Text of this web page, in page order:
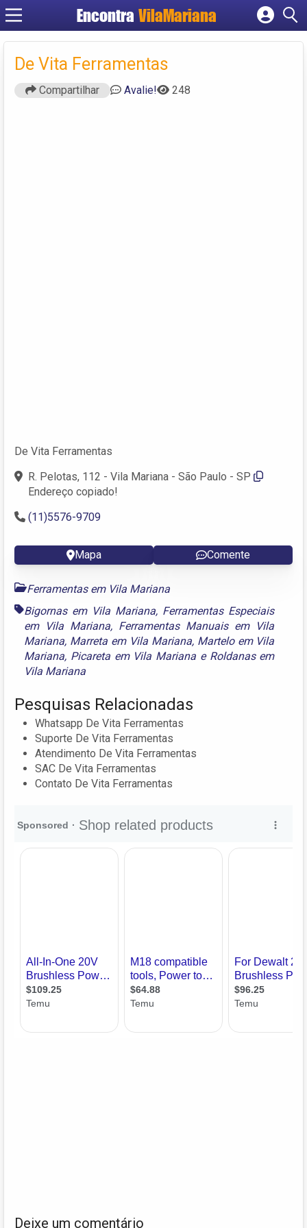
EncontraVilaMariana
Cadastrar empresa
Criar conta
De Vita Ferramentas
Compartilhar Avalie! 248
De Vita Ferramentas
R. Pelotas, 112 - Vila Mariana - São Paulo - SP
Endereço copiado!
(11)5576-9709
Mapa Comente
Ferramentas em Vila Mariana
Bigornas em Vila Mariana, Ferramentas Especiais
em Vila Mariana, Ferramentas Manuais em Vila
Mariana, Marreta em Vila Mariana, Martelo em Vila
Mariana, Picareta em Vila Mariana e Roldanas em
Vila Mariana
Pesquisas Relacionadas
Whatsapp De Vita Ferramentas
Suporte De Vita Ferramentas
Atendimento De Vita Ferramentas
SAC De Vita Ferramentas
Contato De Vita Ferramentas
Deixe um comentário